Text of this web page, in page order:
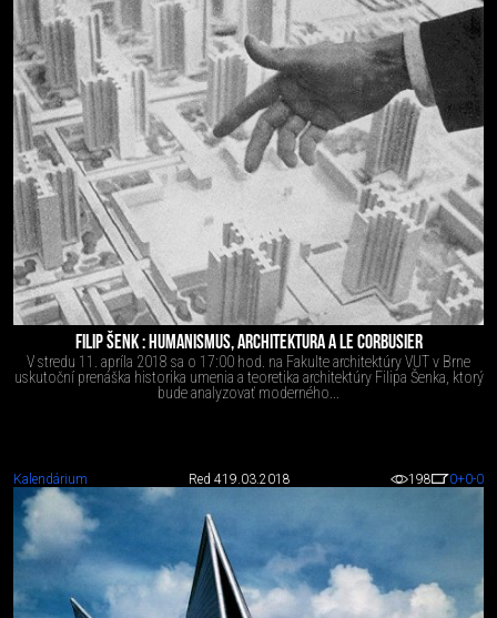
FILIP ŠENK : HUMANISMUS, ARCHITEKTURA A LE CORBUSIER
V stredu 11. apríla 2018 sa o 17:00 hod. na Fakulte architektúry VUT v Brne
uskutoční prenáška historika umenia a teoretika architektúry Filipa Šenka, ktorý
bude analyzovať moderného...
Kalendárium Red 419.03.2018 198 0+0-0